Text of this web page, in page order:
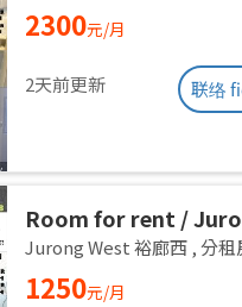
2300元/月
2天前更新 联络
Room for rent /
room / 1pax stay /
Jurong West 裕廊西 ,分租
1250元/月